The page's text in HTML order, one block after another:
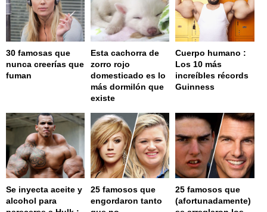
30 famosas que
nunca creerías que
fuman
Esta cachorra de
zorro rojo
domesticado es lo
más dormilón que
existe
Cuerpo humano :
Los 10 más
increíbles récords
Guinness
Se inyecta aceite y
alcohol para
25 famosos que
engordaron tanto
25 famosos que
(afortunadamente)